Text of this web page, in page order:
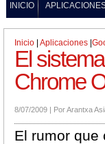
INICIO
Inicio Aplicaciones
El
Chrome
8/07/2009 | PorArantxa
El rumor que